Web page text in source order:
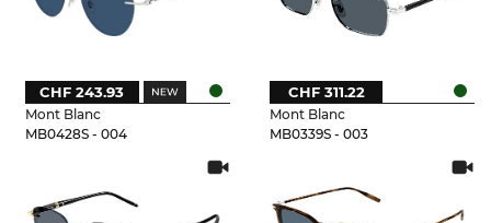
Mont Blanc
MB0428S - 004
CHF 243.93
Mont Blanc
MB0339S - 003
CHF 311.22